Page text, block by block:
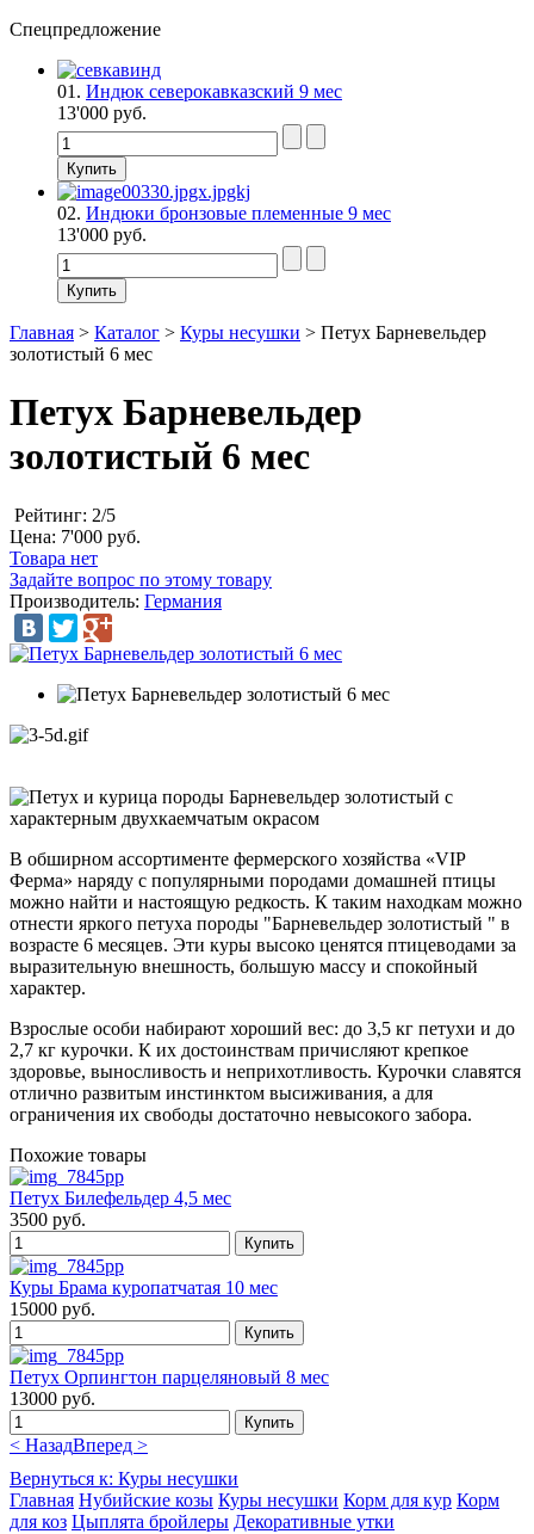
Спецпредложение
01. Индюк северокавказский 9 мес
13'000 руб.
02. Индюки бронзовые племенные 9 мес
13'000 руб.
Главная > Каталог > Куры несушки > Петух Барневельдер
золотистый 6 мес
Петух Барневельдер
золотистый 6 мес
Рейтинг: 2/5
Цена: 7'000 руб.
Товара нет
Задайте вопрос по этому товару
Производитель: Германия
В обширном ассортименте фермерского хозяйства «VIP
Ферма» наряду с популярными породами домашней птицы
можно найти и настоящую редкость. К таким находкам можно
отнести яркого петуха породы "Барневельдер золотистый " в
возрасте 6 месяцев. Эти куры высоко ценятся птицеводами за
выразительную внешность, большую массу и спокойный
характер.
Взрослые особи набирают хороший вес: до 3,5 кг петухи и до
2,7 кг курочки. К их достоинствам причисляют крепкое
здоровье, выносливость и неприхотливость. Курочки славятся
отлично развитым инстинктом высиживания, а для
ограничения их свободы достаточно невысокого забора.
Похожие товары
Петух Билефельдер 4,5 мес
3500 руб.
Куры Брама куропатчатая 10 мес
15000 руб.
Петух Орпингтон парцеляновый 8 мес
13000 руб.
< НазадВперед >
Вернуться к: Куры несушки
Главная Нубийские козы Куры несушки Корм для кур Корм
для коз Цыплята бройлеры Декоративные утки